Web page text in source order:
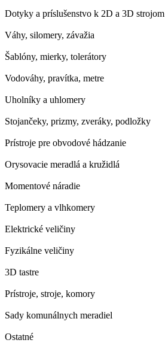
Dotyky a príslušenstvo k 2D a 3D strojom
Váhy, silomery, závažia
Šablóny, mierky, tolerátory
Vodováhy, pravítka, metre
Uholníky a uhlomery
Stojančeky, prizmy, zveráky, podložky
Prístroje pre obvodové hádzanie
Orysovacie meradlá a kružidlá
Momentové náradie
Teplomery a vlhkomery
Elektrické veličiny
Fyzikálne veličiny
3D tastre
Prístroje, stroje, komory
Sady komunálnych meradiel
Ostatné